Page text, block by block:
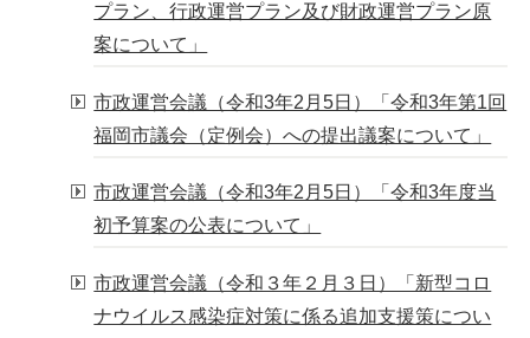
プラン、行政運営プラン及び財政運営プラン原
案について」
市政運営会議（令和3年2月5日）「令和3年第1回
福岡市議会（定例会）への提出議案について」
市政運営会議（令和3年2月5日）「令和3年度当
初予算案の公表について」
市政運営会議（令和３年２月３日）「新型コロ
ナウイルス感染症対策に係る追加支援策につい